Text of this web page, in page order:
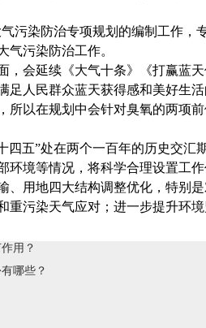
污染防治专项规划的编制工作
气污染防治工作。
，会延续《大气十条》《打赢蓝
足人民群众蓝天获得感和美好生
所以在规划中会针对臭氧的两项
四五”处在两个一百年的历史交
环境等情况，将科学合理设置工
、用地四大结构调整优化，特别
重污染天气应对；进一步提升环
用？
哪些？